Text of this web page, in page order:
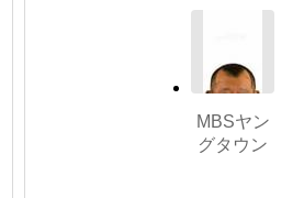
MBSヤン
グタウン